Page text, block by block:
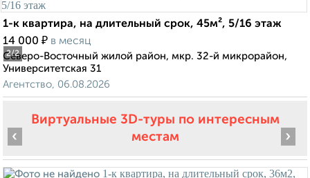
2/2
1-к квартира, на длительный срок, 45м², 5/16 этаж
14 000 ₽ в месяц
Северо-Восточный жилой район, мкр. 32-й микрорайон,
Университетская 31
Агентство, 06.08.2026
Виртуальные 3D-туры по интересным
местам
‹ ›